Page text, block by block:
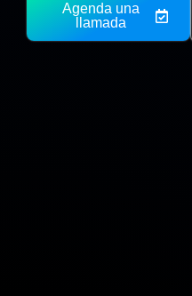
Agenda una
llamada